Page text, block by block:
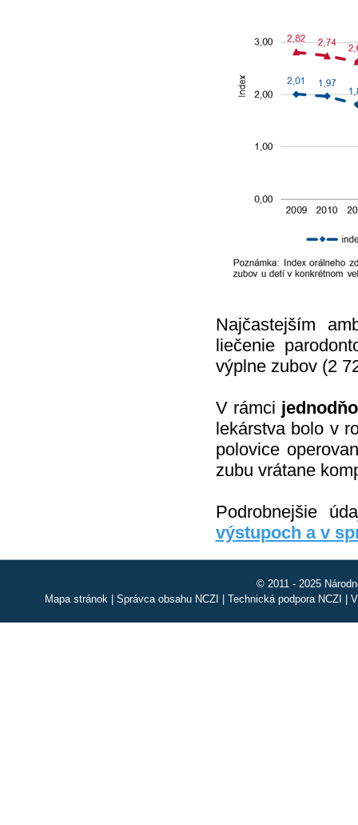
Najčastejším
liečenie
výplne zubov (2
V rámci
lekárstva bolo v
polovice
zubu vrátane
Podrobnejšie
výstupoch a v
© 2011 - 2025
Mapa stránok| Správca obsahu NCZI Technická podpora NCZI